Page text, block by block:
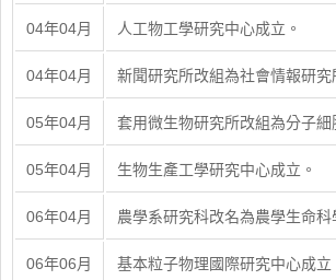
04年04月 人工物工學研究中心成立。
04年04月 新聞研究所改組為社會情報研究
05年04月 套用微生物研究所改組為分子細
05年04月 生物生產工學研究中心成立。
06年04月 農學系研究科改名為農學生命科
06年06月 基本粒子物理國際研究中心成立